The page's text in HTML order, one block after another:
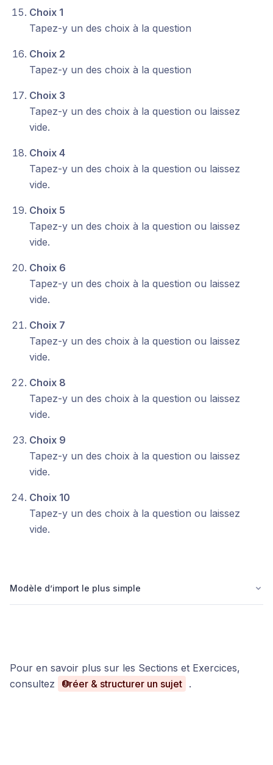
Choix 1
Tapez-y un des choix à la question
Choix 2
Tapez-y un des choix à la question
Choix 3
Tapez-y un des choix à la question ou laissez
vide.
Choix 4
Tapez-y un des choix à la question ou laissez
vide.
Choix 5
Tapez-y un des choix à la question ou laissez
vide.
Choix 6
Tapez-y un des choix à la question ou laissez
vide.
Choix 7
Tapez-y un des choix à la question ou laissez
vide.
Choix 8
Tapez-y un des choix à la question ou laissez
vide.
Choix 9
Tapez-y un des choix à la question ou laissez
vide.
Choix 10
Tapez-y un des choix à la question ou laissez
vide.
Modèle d’import le plus simple
Pour en savoir plus sur les Sections et Exercices,
consultez
Créer & structurer un sujet .